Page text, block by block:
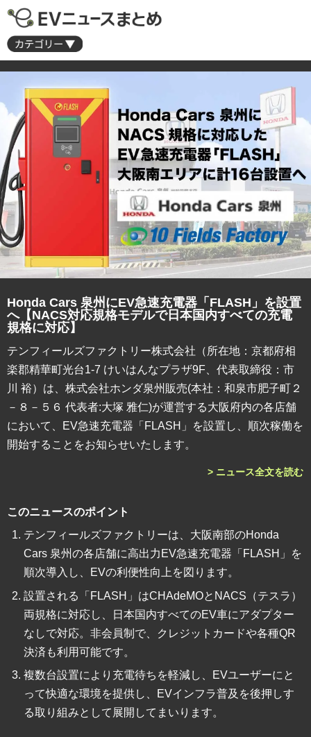
Honda Cars 泉州にEV急速充電器「FLASH」を設置
へ【NACS対応規格モデルで日本国内すべての充電
規格に対応】
テンフィールズファクトリー株式会社（所在地：京都府相
楽郡精華町光台1-7 けいはんなプラザ9F、代表取締役：市
川 裕）は、株式会社ホンダ泉州販売(本社：和泉市肥子町２
－８－５６ 代表者:大塚 雅仁)が運営する大阪府内の各店舗
において、EV急速充電器「FLASH」を設置し、順次稼働を
開始することをお知らせいたします。
> ニュース全文を読む
このニュースのポイント
テンフィールズファクトリーは、大阪南部のHonda
Cars 泉州の各店舗に高出力EV急速充電器「FLASH」を
順次導入し、EVの利便性向上を図ります。
設置される「FLASH」はCHAdeMOとNACS（テスラ）
両規格に対応し、日本国内すべてのEV車にアダプター
なしで対応。非会員制で、クレジットカードや各種QR
決済も利用可能です。
複数台設置により充電待ちを軽減し、EVユーザーにと
って快適な環境を提供し、EVインフラ普及を後押しす
る取り組みとして展開してまいります。​